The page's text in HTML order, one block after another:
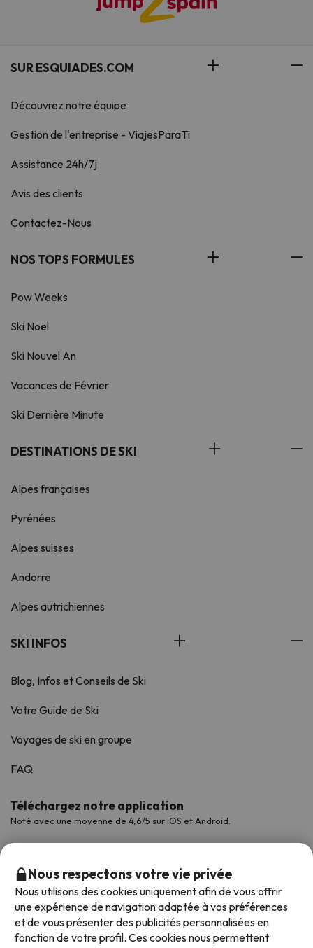
SUR ESQUIADES.COM
Découvrez notre équipe
Gestion de l'entreprise - ViajesParaTi
Assistance 24h/7j
Avis des clients
Contactez-Nous
NOS TOPS FORMULES
Pow Weeks
Ski Noël
Ski Nouvel An
Vacances de Février
Ski Dernière Minute
DESTINATIONS DE SKI
Alpes françaises
Pyrénées
Alpes suisses
Andorre
Alpes autrichiennes
SKI INFOS
Blog, Infos et Conseils de Ski
Votre Guide de Ski
Voyages de ski en groupe
FAQ
Téléchargez notre application
Noté avec une moyenne de 4,6/5 sur iOS et Android.
Nous respectons votre vie privée
Nous utilisons des cookies uniquement afin de vous offrir
une expérience de navigation adaptée à vos préférences
et de vous présenter des publicités personnalisées en
fonction de votre profil. Ces cookies nous permettent